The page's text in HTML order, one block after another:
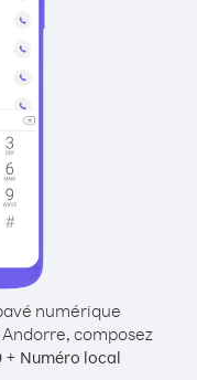
numérique
composez
+ Numéro local